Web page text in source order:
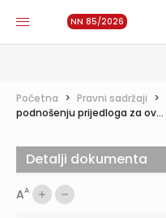
NN 85/2026
Početna > Pravni sadržaji >
podnošenju prijedloga za ov...
AA
Detalji dokumenta